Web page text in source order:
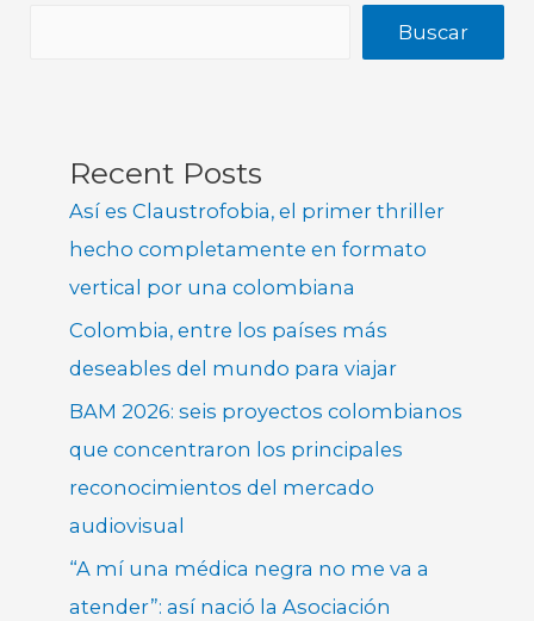
Buscar
Recent Posts
Así es Claustrofobia, el primer thriller
hecho completamente en formato
vertical por una colombiana
Colombia, entre los países más
deseables del mundo para viajar
BAM 2026: seis proyectos colombianos
que concentraron los principales
reconocimientos del mercado
audiovisual
“A mí una médica negra no me va a
atender”: así nació la Asociación